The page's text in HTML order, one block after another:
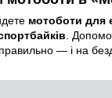
мотоботи для
.
— і на